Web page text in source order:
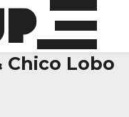
Chico Lobo